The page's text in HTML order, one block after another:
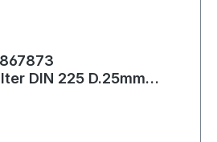
DIN 225 D.25mm